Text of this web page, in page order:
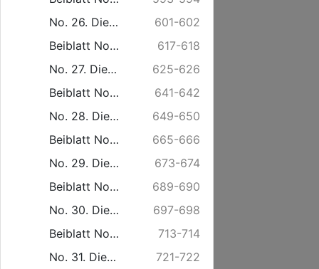
No. 26. Dienstag den 24. Juni.
601-602
Beiblatt No. 26. Freitag den 27. Juni.
617-618
No. 27. Dienstag den 1. Juli.
625-626
Beiblatt No. 27. Freitag den 4. Juli.
641-642
No. 28. Dienstag den 8. Juli.
649-650
Beiblatt No. 28. Freitag den 11. Juli.
665-666
No. 29. Dienstag den 15. Juli.
673-674
Beiblatt No. 29. Freitag den 18. Juli
689-690
No. 30. Dienstag den 22. Juli.
697-698
Beiblatt No. 30. Freitag den 25. Juli.
713-714
No. 31. Dienstag den 29. Juli.
721-722